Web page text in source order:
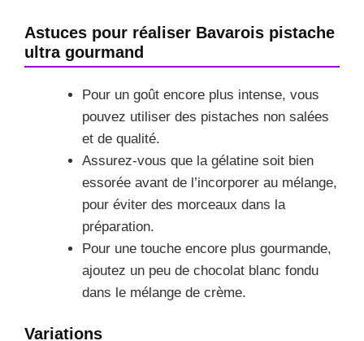
Astuces pour réaliser Bavarois pistache
ultra gourmand
Pour un goût encore plus intense, vous
pouvez utiliser des pistaches non salées
et de qualité.
Assurez-vous que la gélatine soit bien
essorée avant de l’incorporer au mélange,
pour éviter des morceaux dans la
préparation.
Pour une touche encore plus gourmande,
ajoutez un peu de chocolat blanc fondu
dans le mélange de crème.
Variations